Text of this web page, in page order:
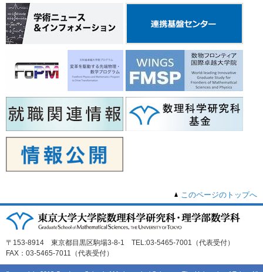
このページのトップへ
〒153-8914 東京都目黒区駒場3-8-1 TEL:03-5465-7001（代表受付）
FAX：03-5465-7011（代表受付）